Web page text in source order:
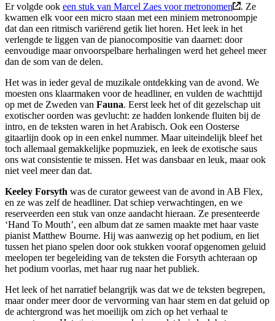
Er volgde ook een stuk van Marcel Zaes voor metronomen
. Ze
kwamen elk voor een micro staan met een miniem metronoompje
dat dan een ritmisch variërend getik liet horen. Het leek in het
verlengde te liggen van de pianocompositie van daarnet: door
eenvoudige maar onvoorspelbare herhalingen werd het geheel meer
dan de som van de delen.
Het was in ieder geval de muzikale ontdekking van de avond. We
moesten ons klaarmaken voor de headliner, en vulden de wachttijd
op met de Zweden van Fauna. Eerst leek het of dit gezelschap uit
exotischer oorden was gevlucht: ze hadden lonkende fluiten bij de
intro, en de teksten waren in het Arabisch. Ook een Oosterse
gitaarlijn dook op in een enkel nummer. Maar uiteindelijk bleef het
toch allemaal gemakkelijke popmuziek, en leek de exotische saus
ons wat consistentie te missen. Het was dansbaar en leuk, maar ook
niet veel meer dan dat.
Keeley Forsyth was de curator geweest van de avond in AB Flex,
en ze was zelf de headliner. Dat schiep verwachtingen, en we
reserveerden een stuk van onze aandacht hieraan. Ze presenteerde
‘Hand To Mouth’, een album dat ze samen maakte met haar vaste
pianist Matthew Bourne. Hij was aanwezig op het podium, en liet
tussen het piano spelen door ook stukken vooraf opgenomen geluid
meelopen ter begeleiding van de teksten die Forsyth achteraan op
het podium voorlas, met haar rug naar het publiek.
Het leek of het narratief belangrijk was dat we de teksten begrepen,
maar onder meer door de vervorming van haar stem en dat geluid op
de achtergrond was het moeilijk om zich op het verhaal te